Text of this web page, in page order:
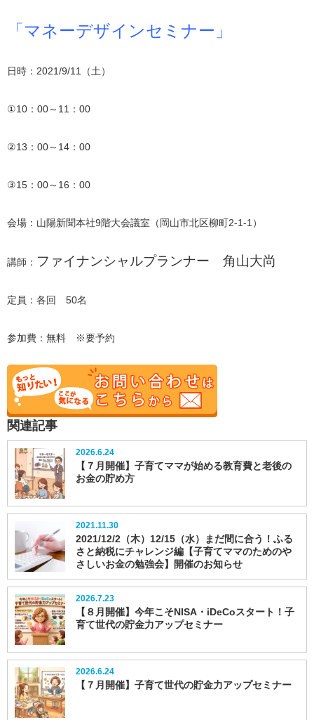
「マネーデザインセミナー」
日時：2021/9/11（土）
①10：00～11：00
②13：00～14：00
③15：00～16：00
会場：山陽新聞本社9階大会議室（岡山市北区柳町2-1-1）
講師： ファイナンシャルプランナー 角山大尚
定員：各回 50名
参加費：無料 ※要予約
関連記事
2026.6.24
【７月開催】子育てママが始める教育費と老後の
お金の貯め方
2021.11.30
2021/12/2（木）12/15（水）まだ間に合う！ふる
さと納税にチャレンジ編【子育てママのためのや
さしいお金の勉強会】開催のお知らせ
2026.7.23
【８月開催】今年こそNISA・iDeCoスタート！子
育て世代の貯金力アップセミナー
2026.6.24
【７月開催】子育て世代の貯金力アップセミナー